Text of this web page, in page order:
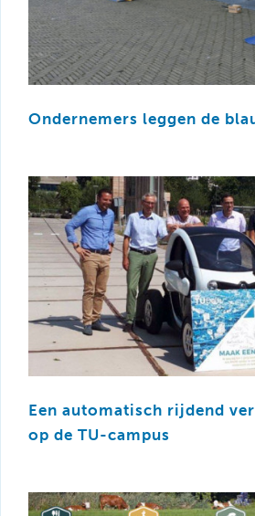
Ondernemers leggen de
Een automatisch rijdend
op de TU-campus